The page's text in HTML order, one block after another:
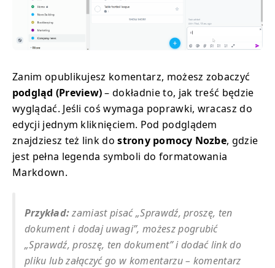
Zanim opublikujesz komentarz, możesz zobaczyć
podgląd (Preview)– dokładnie to, jak treść będzie
wyglądać. Jeśli coś wymaga poprawki, wracasz do
edycji jednym kliknięciem. Pod podglądem
znajdziesz też link dostrony pomocy Nozbe, gdzie
jest pełna legenda symboli do formatowania
Markdown.
Przykład:zamiast pisać „Sprawdź, proszę, ten
dokument i dodaj uwagi”, możesz pogrubić
„Sprawdź, proszę, ten dokument” i dodać link do
pliku lub załączyć go w komentarzu – komentarz